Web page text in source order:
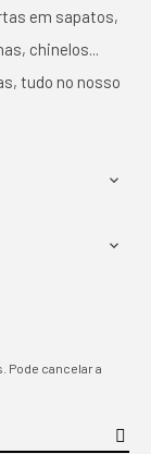
em sapatos,
chinelos...
tudo no nosso


Pode cancelar a